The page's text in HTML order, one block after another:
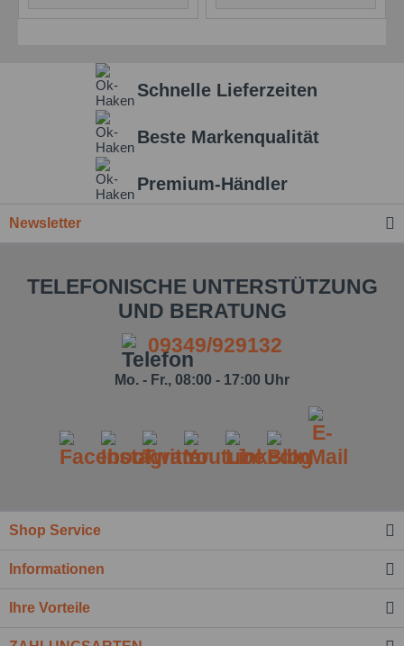
Schnelle Lieferzeiten
Beste Markenqualität
Premium-Händler
Newsletter
TELEFONISCHE UNTERSTÜTZUNG
UND BERATUNG
09349/929132
Mo. - Fr., 08:00 - 17:00 Uhr
Shop Service
Informationen
Ihre Vorteile